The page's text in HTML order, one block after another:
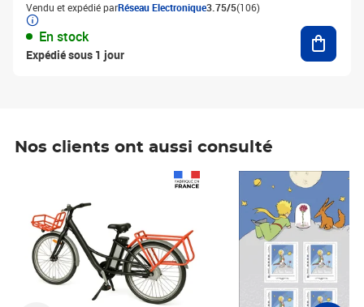
Vendu et expédié parRéseau Electronique3.75/5(106)
En stock
Expédié sous 1 jour
Nos clients ont aussi consulté
Prix 6,25€ HT